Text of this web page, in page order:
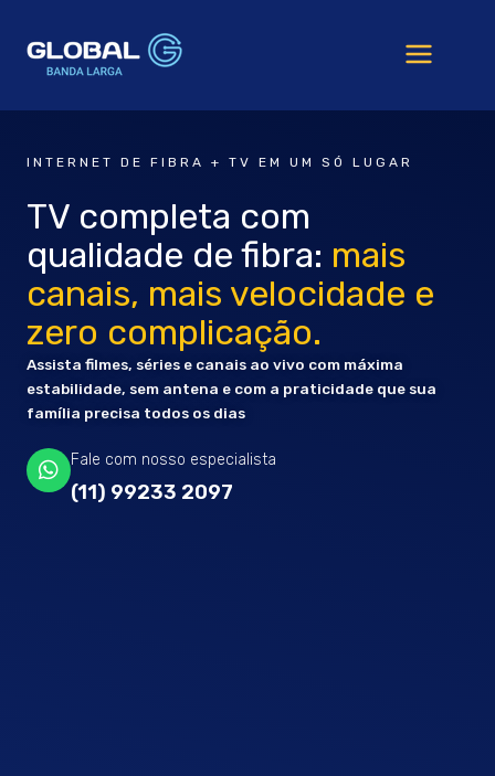
INTERNET DE FIBRA + TV EM UM SÓ LUGAR
TV completa com
qualidade de fibra: mais
canais, mais velocidade e
zero complicação.
Assista filmes, séries e canais ao vivo com máxima
estabilidade, sem antena e com a praticidade que sua
família precisa todos os dias
Fale com nosso especialista
(11) 99233 2097